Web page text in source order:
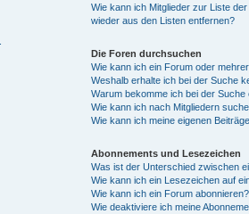
Wie kann ich Mitglieder zur Liste
wieder aus den Listen entfernen?
Die Foren durchsuchen
Wie kann ich ein Forum oder
Weshalb erhalte ich bei der Suche
Warum bekomme ich bei der Suche
Wie kann ich nach Mitgliedern
Wie kann ich meine eigenen
Abonnements und Lesezeichen
Was ist der Unterschied zwischen
Wie kann ich ein Lesezeichen auf
Wie kann ich ein Forum abonnieren?
Wie deaktiviere ich meine